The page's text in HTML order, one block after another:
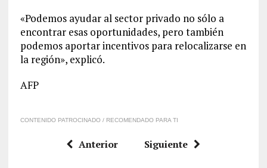
«Podemos ayudar al sector privado no sólo a
encontrar esas oportunidades, pero también
podemos aportar incentivos para relocalizarse en
la región», explicó.
AFP
CONTENIDO PATROCINADO / RECOMENDADO PARA TI
Anterior Siguiente